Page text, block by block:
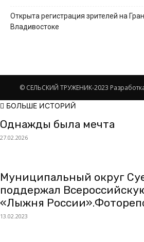
Открыта регистрация зрителей на
Владивостоке
© СЕЛЬСКИЙ ТРУЖЕНИК-2023
БОЛЬШЕ ИСТОРИЙ
Однажды была мечта
27.02.2026
Муниципальный округ
поддержал
«Лыжня
13.02.2023